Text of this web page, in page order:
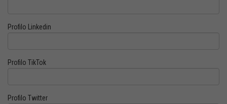
Profilo Linkedin
Profilo TikTok
Profilo Twitter